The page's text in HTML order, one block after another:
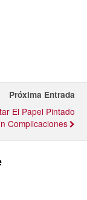
Próxima Entrada
El Papel Pintado
Complicaciones